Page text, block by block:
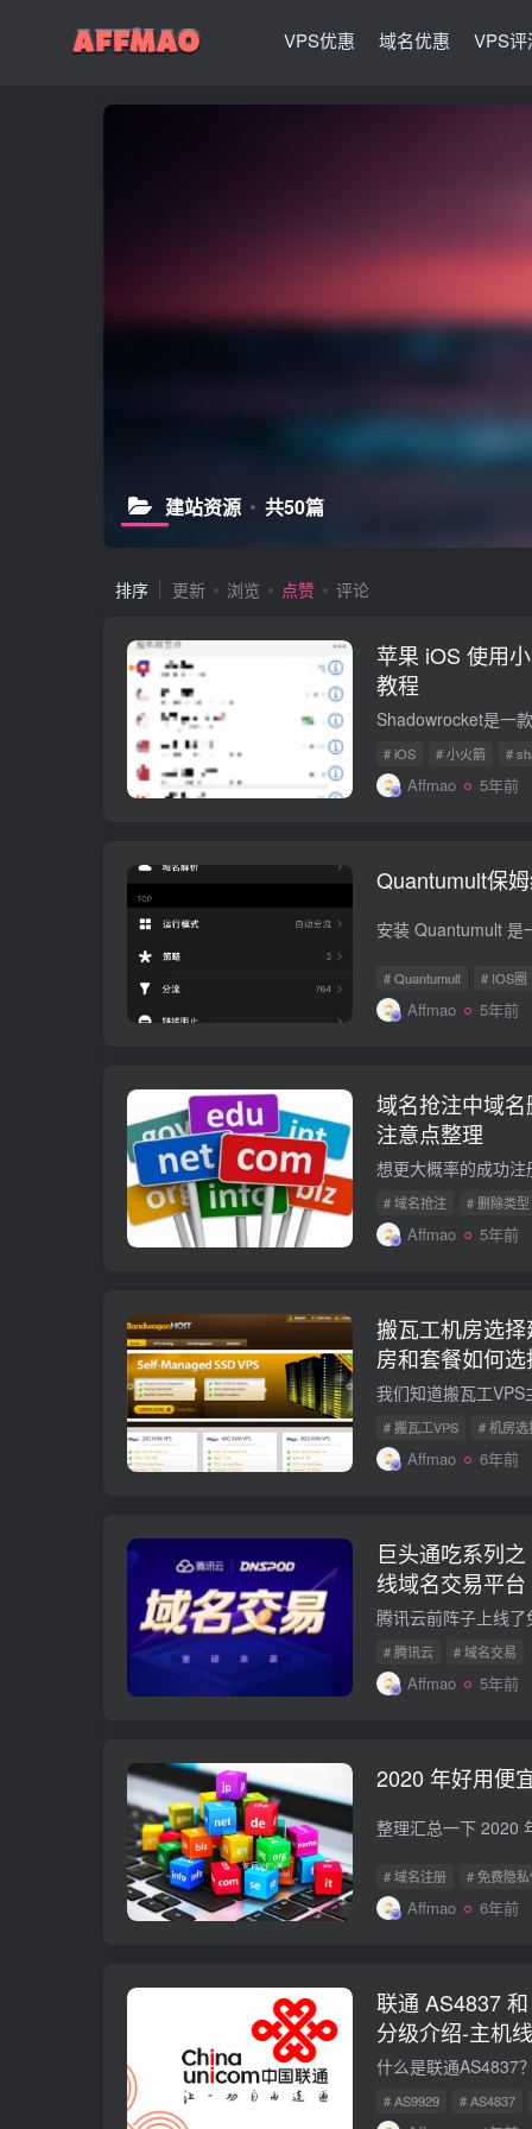
VPS优惠 域名优惠 VPS评
建站资源 共50篇
排序 更新 浏览 点赞 评论
苹果 iOS 使用
教程
# iOS # 小火箭 #
Affmao 5年前
Quantumult保
# Quantumult # IOS圈
Affmao 5年前
域名抢注中域
注意点整理
# 域名抢注 # 删除类型
Affmao 5年前
搬瓦工机房选
房和套餐如何选
# 搬瓦工VPS # 机房选
Affmao 6年前
巨头通吃系列
线域名交易平台
# 腾讯云 # 域名交易
Affmao 5年前
2020 年好用便
# 域名注册 # 免费隐
Affmao 6年前
联通 AS4837
分级介绍-主机
# AS9929 # AS4837